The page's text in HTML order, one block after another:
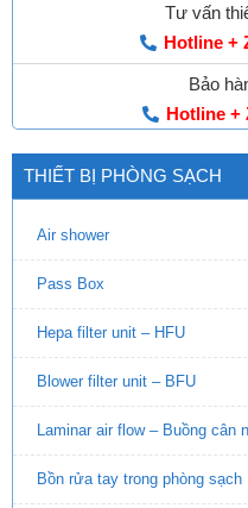
THIẾT BỊ PHÒNG SẠCH
Air shower
Pass Box
Hepa filter unit – HFU
Blower filter unit – BFU
Laminar air flow – Buồng cân
Bồn rửa tay trong phòng sạch
Tư vấn
Hotline +
Bảo
Hotline